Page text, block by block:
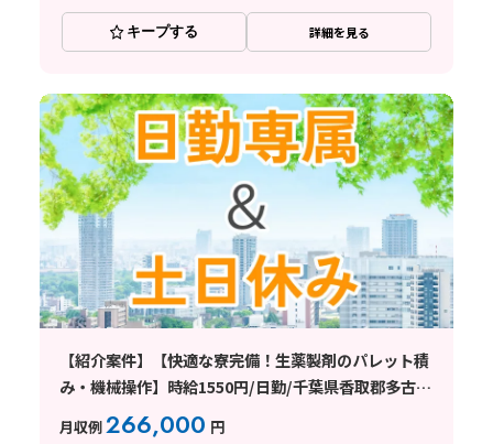
キープする 詳細を見る
【紹介案件】【快適な寮完備！生薬製剤のパレット積
み・機械操作】時給1550円/日勤/千葉県香取郡多古
町/土日祝休み/空調完備/未経験OK/残業少なめ/住み
込みWORKも大歓迎です
月収例266,000 円